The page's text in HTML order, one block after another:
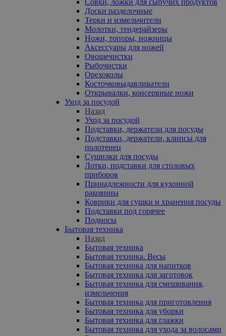
Доски разделочные
Терки и измельчители
Молотки, тендерайзеры
Ножи, топоры, ножницы
Аксессуары для ножей
Овощечистки
Рыбочистки
Орехоколы
Косточковыдавливатели
Открывалки, консервные ножи
Уход за посудой
Назад
Уход за посудой
Подставки, держатели для посуды
Подставки, держатели, клипсы для
полотенец
Сушилки для посуды
Лотки, подставки для столовых
приборов
Принадлежности для кухонной
раковины
Коврики для сушки и хранения посуды
Подставки под горячее
Подносы
Бытовая техника
Назад
Бытовая техника
Бытовая техника. Весы
Бытовая техника для напитков
Бытовая техника для заготовок
Бытовая техника для смешивания,
измельчения
Бытовая техника для приготовления
Бытовая техника для уборки
Бытовая техника для глажки
Бытовая техника для ухода за волосами